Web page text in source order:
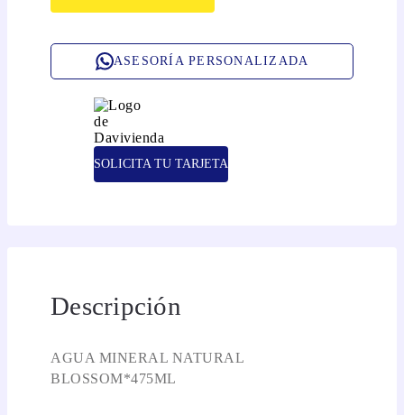
ASESORÍA PERSONALIZADA
SOLICITA TU TARJETA
Descripción
AGUA MINERAL NATURAL
BLOSSOM*475ML